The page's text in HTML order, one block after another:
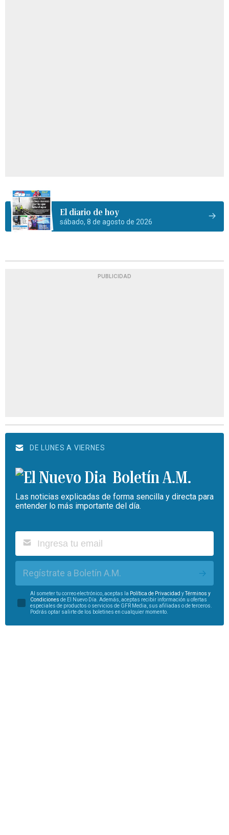
El diario de hoy
sábado, 8 de agosto de 2026
PUBLICIDAD
DE LUNES A VIERNES
Boletín A.M.
Las noticias explicadas de forma sencilla y directa para
entender lo más importante del día.
Regístrate a Boletín A.M.
Al someter tu correo electrónico, aceptas la Política de Privacidad y
Términos y
Condiciones de El Nuevo Día. Además, aceptas recibir información u ofertas
especiales de productos o servicios de GFR Media, sus afiliadas o de terceros.
Podrás optar salirte de los boletines en cualquier momento.